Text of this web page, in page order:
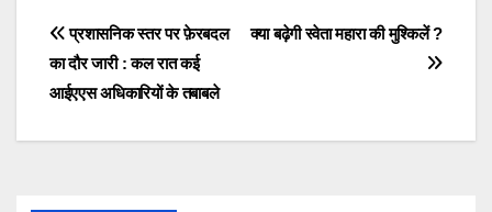
Post
navigation
क्या बढ़ेगी स्वेता महारा की मुश्किलें ?
प्रशासनिक स्तर पर फ़ेरबदल
का दौर जारी : कल रात कई
आईएएस अधिकारियों के तबाबले